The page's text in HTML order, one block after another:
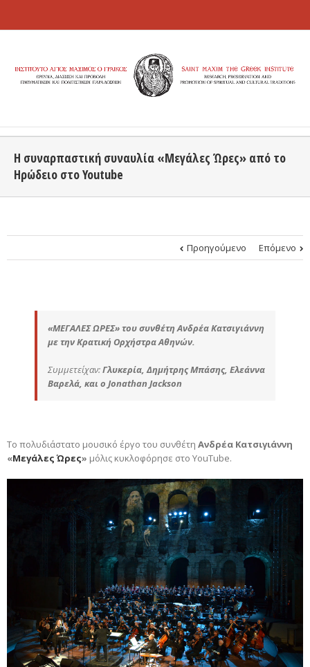
Η συναρπαστική συναυλία «Μεγάλες Ώρες» από το
Ηρώδειο στο Youtube
Προηγούμενο Επόμενο
«ΜΕΓΑΛΕΣ ΩΡΕΣ»του συνθέτη Ανδρέα Κατσιγιάννη
με την Κρατική Ορχήστρα Αθηνών.
Συμμετείχαν:Γλυκερία, Δημήτρης Μπάσης, Ελεάννα
Βαρελά, και ο Jonathan Jackson
Το πολυδιάστατο μουσικό έργο του συνθέτη Ανδρέα Κατσιγιάννη
«Μεγάλες Ώρες» μόλις κυκλοφόρησε στο YouTube.